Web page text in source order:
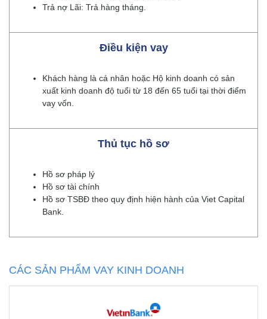
Trả nợ Lãi: Trả hàng tháng.
Điều kiện vay
Khách hàng là cá nhân hoặc Hộ kinh doanh có sản
xuất kinh doanh độ tuổi từ 18 đến 65 tuổi tại thời điểm
vay vốn.
Thủ tục hồ sơ
Hồ sơ pháp lý
Hồ sơ tài chính
Hồ sơ TSBĐ theo quy định hiện hành của Viet Capital
Bank.
CÁC SẢN PHẨM VAY KINH DOANH